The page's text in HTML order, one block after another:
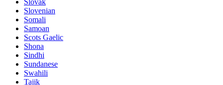
Slovenian
Somali
Samoan
Scots Gaelic
Shona
Sindhi
Sundanese
Swahili
Tajik